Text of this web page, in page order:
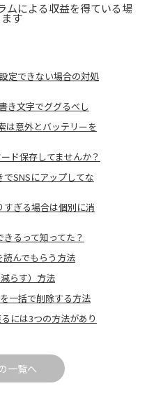
ムによる収益を得ている場
す
定できない場合の対処
き文字でググるべし
は意外とバッテリーを
ド保存してませんか？
SNSにアップしてな
ぎる場合は個別に消
るって知ってた？
んでもらう方法
らす）方法
一括で削除する方法
には3つの方法があり
一覧へ